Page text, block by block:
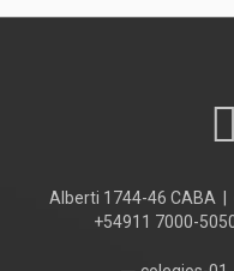
Alberti 1744-46 CABA |
+54911 7000-